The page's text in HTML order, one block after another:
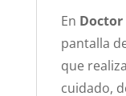
En
pantalla
que
cuidado,